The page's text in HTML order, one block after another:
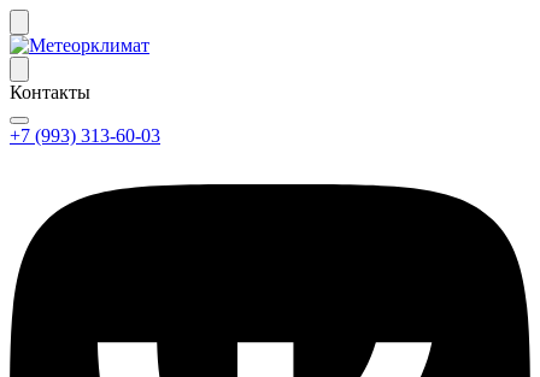
Контакты
+7 (993) 313-60-03